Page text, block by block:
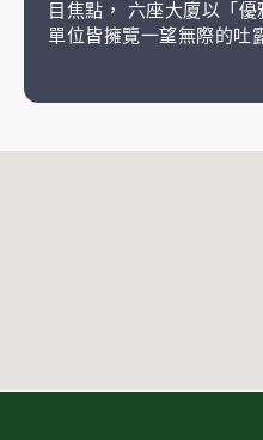
目焦點， 六座大廈以「
單位皆擁覽一望無際的吐